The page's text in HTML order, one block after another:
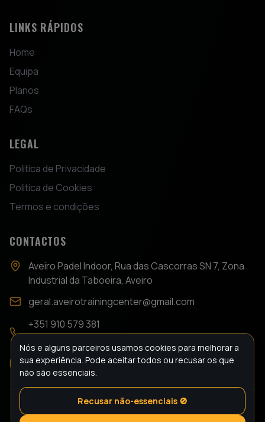
LINKS RÁPIDOS
Home
Equipa
Planos
FAQs
LEGAL
Politica de Privacidade
Politica de Cookies
Termos e condições
CONTACTOS
Aveiro Padel Indoor, Rua das Cascorras SN 7, Zona
Industrial da Taboeira, Aveiro
geral.aveirotrainingcenter@gmail.com
+351 910 579 381
@aveirotrainingcenter
© 2025 Aveiro Training Center. Todos os direitos reservados.
Nós e alguns parceiros usamos cookies para melhorar a
sua experiência. Pode aceitar todos ou recusar os que
não são essenciais.
Recusar não-essenciais 🚫